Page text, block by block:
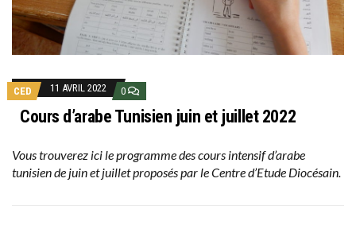
CED 11 AVRIL 2022 0
Cours d’arabe Tunisien juin et juillet 2022
Vous trouverez ici le programme des cours intensif d’arabe
tunisien de juin et juillet proposés par le Centre d’Etude Diocésain.